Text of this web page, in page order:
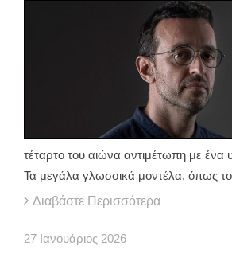
τέταρτο του αιώνα αντιμέτωπη με
Τα μεγάλα γλωσσικά μοντέλα, όπως
Διαβάστε Περισσότερα
27 Ιανουάριος 2026